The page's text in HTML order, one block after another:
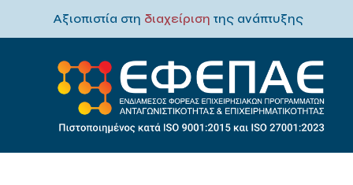
Αξιοπιστία στη διαχείριση της ανάπτυξης